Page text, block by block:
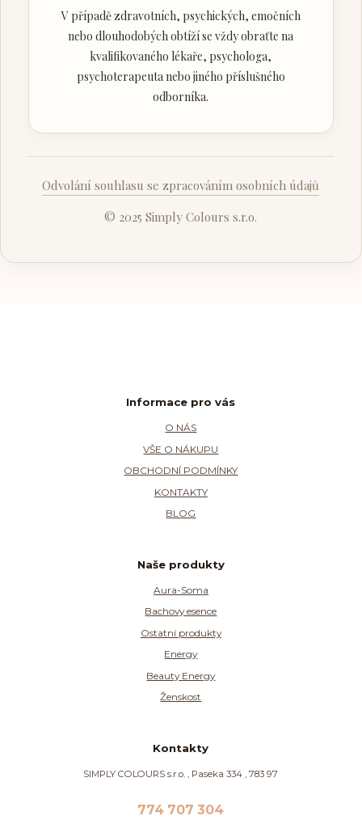
V případě zdravotních, psychických, emočních
nebo dlouhodobých obtíží se vždy obraťte na
kvalifikovaného lékaře, psychologa,
psychoterapeuta nebo jiného příslušného
odborníka.
Odvolání souhlasu se zpracováním osobních údajů
© 2025 Simply Colours s.r.o.
Informace pro vás
O NÁS
VŠE O NÁKUPU
OBCHODNÍ PODMÍNKY
KONTAKTY
BLOG
Naše produkty
Aura-Soma
Bachovy esence
Ostatní produkty
Energy
Beauty Energy
Ženskost
Kontakty
SIMPLY COLOURS s.r.o. , Paseka 334 , 783 97
774 707 304